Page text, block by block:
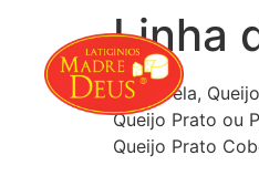
Linha
Mussarela,
Queijo Prato ou
Queijo Prato